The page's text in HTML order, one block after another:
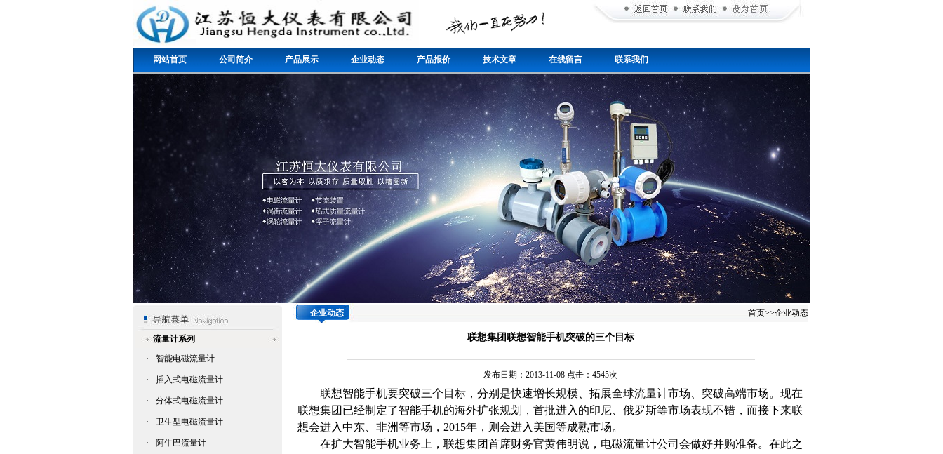
网站首页 公司简介 产品展示 企业动态 产品报价 技术文章 在线留言 联系我们
流量计系列
·
智能电磁流量计
· 插入式电磁流量计
· 分体式电磁流量计
· 卫生型电磁流量计
· 阿牛巴流量计
企业动态 首页>>企业动态
联想集团联想智能手机突破的三个目标
发布日期：2013-11-08 点击：4545次
联想智能手机要突破三个目标，分别是快速增长规模、拓展全球流量计市场、突破高端市场。现在
联想集团已经制定了智能手机的海外扩张规划，首批进入的印尼、俄罗斯等市场表现不错，而接下来联
想会进入中东、非洲等市场，2015年，则会进入美国等成熟市场。
在扩大智能手机业务上，联想集团首席财务官黄伟明说， 电磁流量计公司会做好并购准备。在此之